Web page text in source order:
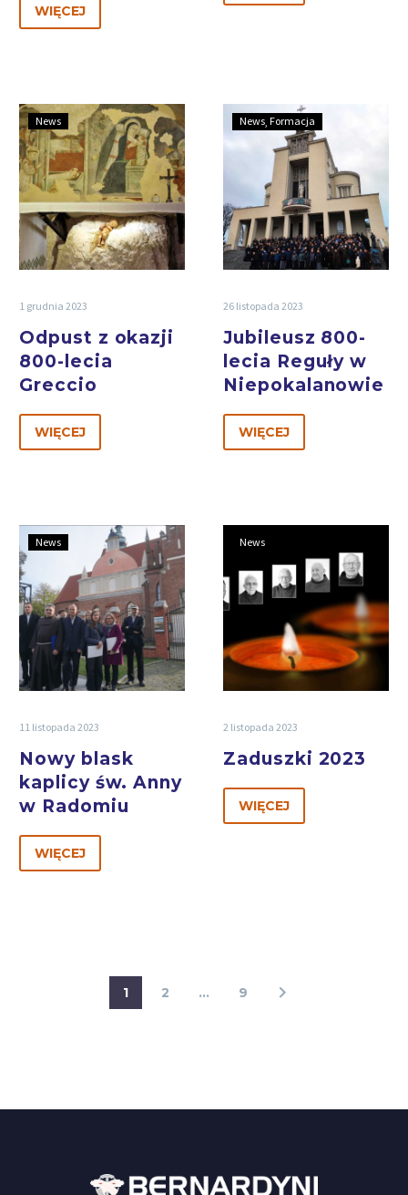
WIĘCEJ
News
1 grudnia 2023
Odpust z okazji
800-lecia
Greccio
WIĘCEJ
News Formacja
26 listopada 2023
Jubileusz 800-
lecia Reguły w
Niepokalanowie
WIĘCEJ
News
11 listopada 2023
Nowy blask
kaplicy św. Anny
w Radomiu
WIĘCEJ
News
2 listopada 2023
Zaduszki 2023
WIĘCEJ
1 2 … 9